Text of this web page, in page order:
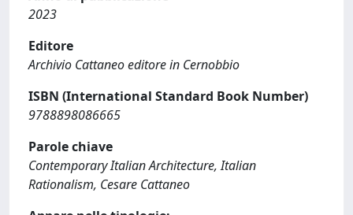
2023
Editore
Archivio Cattaneo editore in Cernobbio
ISBN (International Standard Book Number)
9788898086665
Parole chiave
Contemporary Italian Architecture, Italian
Rationalism, Cesare Cattaneo